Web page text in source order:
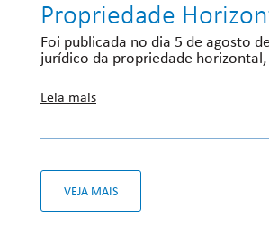
Propriedade
Foi publicada no dia 5 de agosto
jurídico da propriedade
Leia mais
VEJA MAIS